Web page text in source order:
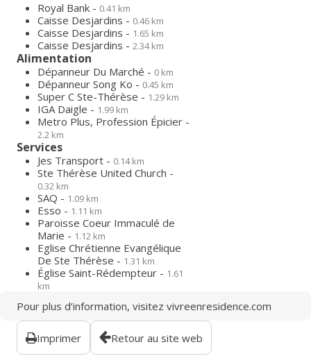
Royal Bank - 0.41 km
Caisse Desjardins - 0.46 km
Caisse Desjardins - 1.65 km
Caisse Desjardins - 2.34 km
Alimentation
Dépanneur Du Marché - 0 km
Dépanneur Song Ko - 0.45 km
Super C Ste-Thérèse - 1.29 km
IGA Daigle - 1.99 km
Metro Plus, Profession Épicier -
2.2 km
Services
Jes Transport - 0.14 km
Ste Thérèse United Church -
0.32 km
SAQ - 1.09 km
Esso - 1.11 km
Paroisse Coeur Immaculé de
Marie - 1.12 km
Eglise Chrétienne Evangélique
De Ste Thérèse - 1.31 km
Église Saint-Rédempteur - 1.61
km
Pour plus d’information, visitez vivreenresidence.com
Imprimer Retour au site web